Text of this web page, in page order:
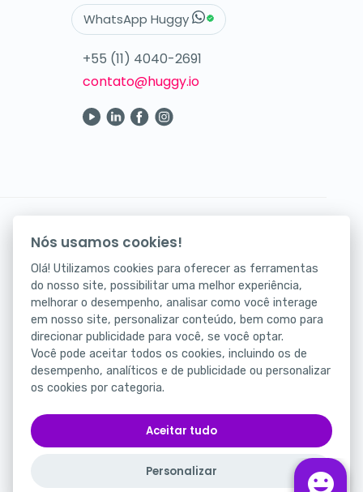
WhatsApp Huggy
+55 (11) 4040-2691
contato@huggy.io
Baixe agora nosso app!
Portal da Privacidade
Português
Nós usamos cookies!
Olá! Utilizamos cookies para oferecer as ferramentas
do nosso site, possibilitar uma melhor experiência,
melhorar o desempenho, analisar como você interage
em nosso site, personalizar conteúdo, bem como para
direcionar publicidade para você, se você optar.
Você pode aceitar todos os cookies, incluindo os de
desempenho, analíticos e de publicidade ou personalizar
os cookies por categoria.
Aceitar tudo
Personalizar